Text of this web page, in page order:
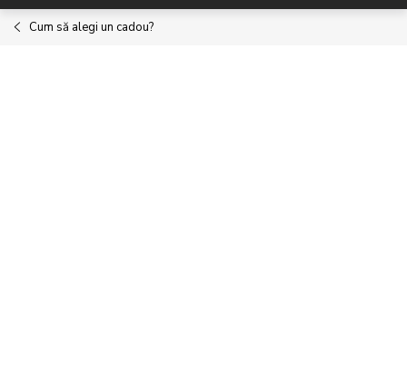
Cum să alegi un cadou?